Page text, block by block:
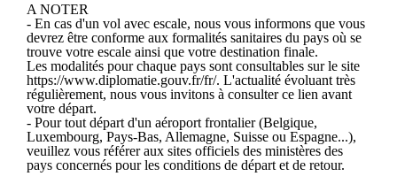
A NOTER
- En cas d'un vol avec escale, nous vous informons que vous
devrez être conforme aux formalités sanitaires du pays où se
trouve votre escale ainsi que votre destination finale.
Les modalités pour chaque pays sont consultables sur le site
https://www.diplomatie.gouv.fr/fr/. L'actualité évoluant très
régulièrement, nous vous invitons à consulter ce lien avant
votre départ.
- Pour tout départ d'un aéroport frontalier (Belgique,
Luxembourg, Pays-Bas, Allemagne, Suisse ou Espagne...),
veuillez vous référer aux sites officiels des ministères des
pays concernés pour les conditions de départ et de retour.